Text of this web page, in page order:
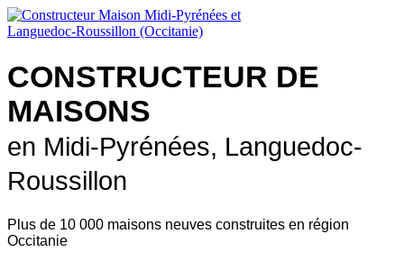
CONSTRUCTEUR DE
MAISONS
en Midi-Pyrénées, Languedoc-
Roussillon
Plus de 10 000 maisons neuves construites en région
Occitanie